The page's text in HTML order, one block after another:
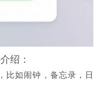
绍：
比如闹钟，备忘录，日